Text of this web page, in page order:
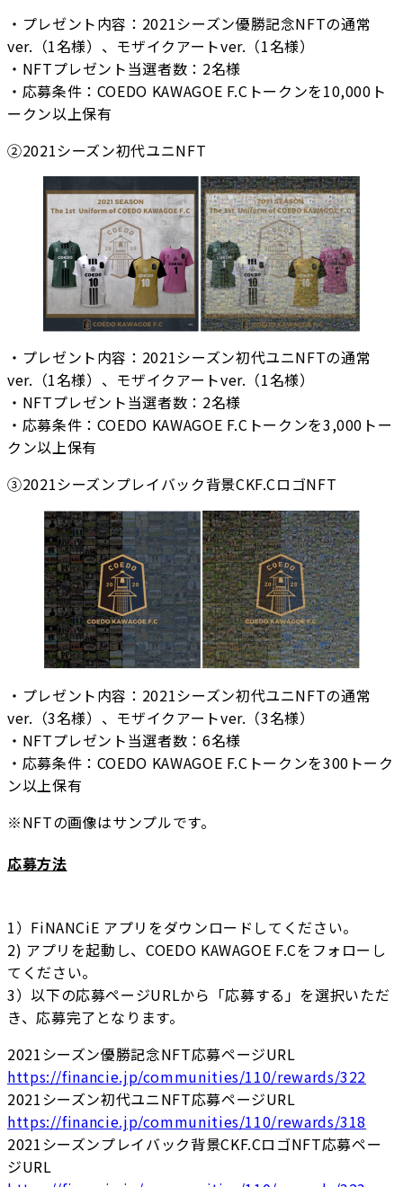
・プレゼント内容：2021シーズン優勝記念NFTの通常
ver.（1名様）、モザイクアートver.（1名様）
・NFTプレゼント当選者数：2名様
・応募条件：COEDO KAWAGOE F.Cトークンを10,000ト
ークン以上保有
②2021シーズン初代ユニNFT
・プレゼント内容：2021シーズン初代ユニNFTの通常
ver.（1名様）、モザイクアートver.（1名様）
・NFTプレゼント当選者数：2名様
・応募条件：COEDO KAWAGOE F.Cトークンを3,000トー
クン以上保有
③2021シーズンプレイバック背景CKF.CロゴNFT
・プレゼント内容：2021シーズン初代ユニNFTの通常
ver.（3名様）、モザイクアートver.（3名様）
・NFTプレゼント当選者数：6名様
・応募条件：COEDO KAWAGOE F.Cトークンを300トーク
ン以上保有
※NFTの画像はサンプルです。
応募方法
1）FiNANCiE アプリをダウンロードしてください。
2) アプリを起動し、COEDO KAWAGOE F.Cをフォローし
てください。
3）以下の応募ページURLから「応募する」を選択いただ
き、応募完了となります。
2021シーズン優勝記念NFT応募ページURL
https://financie.jp/communities/110/rewards/322
2021シーズン初代ユニNFT応募ページURL
https://financie.jp/communities/110/rewards/318
2021シーズンプレイバック背景CKF.CロゴNFT応募ペー
ジURL